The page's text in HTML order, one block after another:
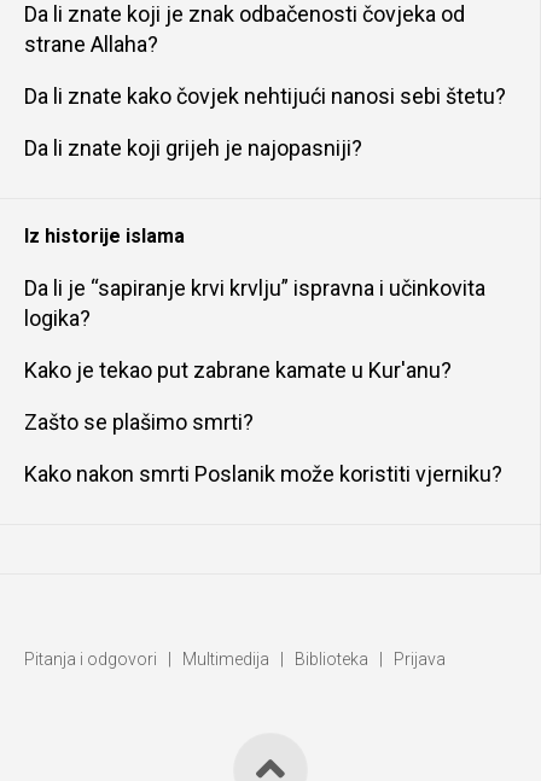
Da li znate koji je znak odbačenosti čovjeka od
strane Allaha?
Da li znate kako čovjek nehtijući nanosi sebi štetu?
Da li znate koji grijeh je najopasniji?
Iz historije islama
Da li je “sapiranje krvi krvlju” ispravna i učinkovita
logika?
Kako je tekao put zabrane kamate u Kur'anu?
Zašto se plašimo smrti?
Kako nakon smrti Poslanik može koristiti vjerniku?
Pitanja i odgovori Multimedija Biblioteka Prijava